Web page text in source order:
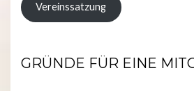
Vereinssatzung
GRÜNDE FÜR EINE